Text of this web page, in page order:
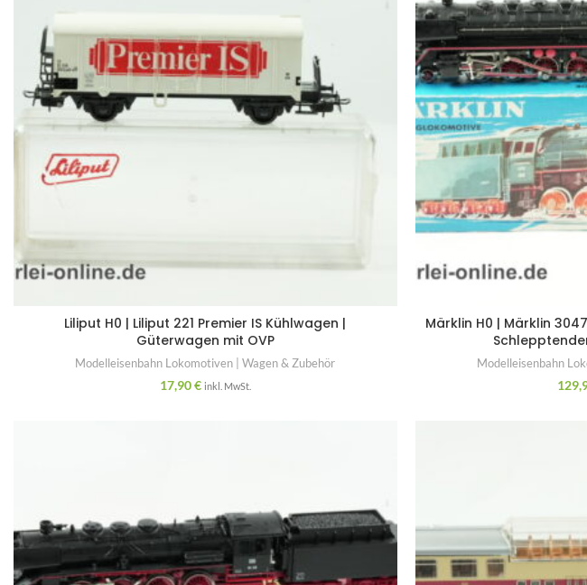
Liliput H0 | Liliput 221 Premier IS Kühlwagen |
Güterwagen mit OVP
Modelleisenbahn Lokomotiven | Wagen & Zubehör
17,90€ inkl. MwSt.
Märklin H0 | Märklin
Modelleisenbahn